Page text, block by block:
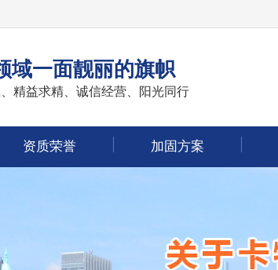
域一面靓丽的旗帜
精益求精、诚信经营、阳光同行
资质荣誉 加固方案